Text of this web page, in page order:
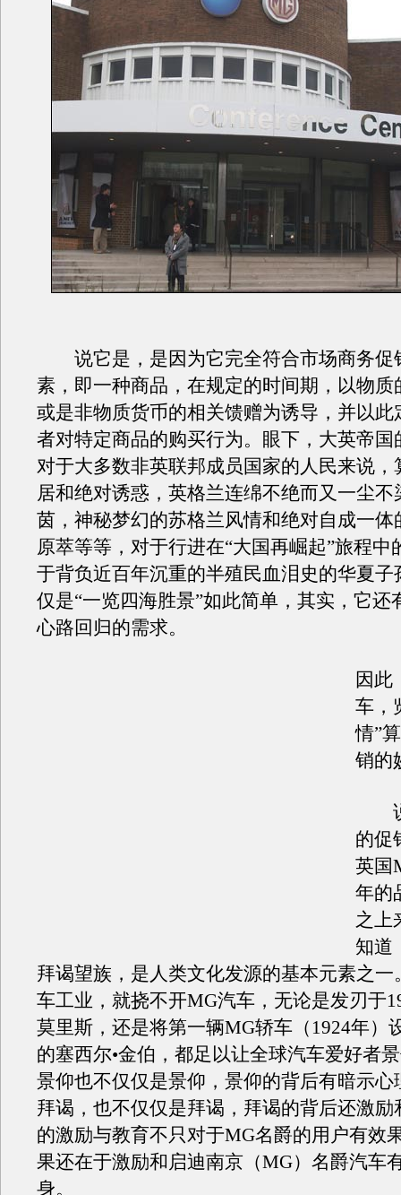
说它是，是因为它完全符合市场商务促
素，即一种商品，在规定的时间期，以物质
或是非物质货币的相关馈赠为诱导，并以此
者对特定商品的购买行为。眼下，大英帝国
对于大多数非英联邦成员国家的人民来说，
居和绝对诱惑，英格兰连绵不绝而又一尘不
茵，神秘梦幻的苏格兰风情和绝对自成一体
原萃等等，对于行进在“大国再崛起”旅程中
于背负近百年沉重的半殖民血泪史的华夏子
仅是“一览四海胜景”如此简单，其实，它还
心路回归的需求。
因此
车，
情”
销的
说
的促
英国
年的
之上
知道
拜谒望族，是人类文化发源的基本元素之一
车工业，就挠不开MG汽车，无论是发刃于
莫里斯，还是将第一辆MG轿车（1924年）
的塞西尔•金伯，都足以让全球汽车爱好者
景仰也不仅仅是景仰，景仰的背后有暗示心
拜谒，也不仅仅是拜谒，拜谒的背后还激励
的激励与教育不只对于MG名爵的用户有效
果还在于激励和启迪南京（MG）名爵汽车
身。